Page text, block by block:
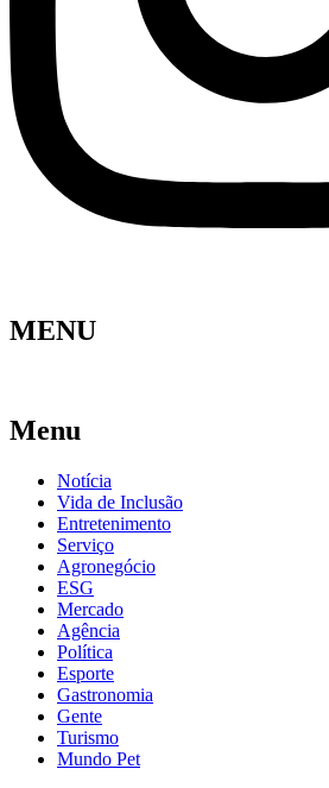
MENU
Menu
Notícia
Vida de Inclusão
Entretenimento
Serviço
Agronegócio
ESG
Mercado
Agência
Política
Esporte
Gastronomia
Gente
Turismo
Mundo Pet